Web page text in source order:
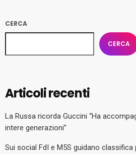
CERCA
CERCA
Articoli recenti
La Russa ricorda Guccini “Ha
intere generazioni”
Sui social FdI e M5S guidano